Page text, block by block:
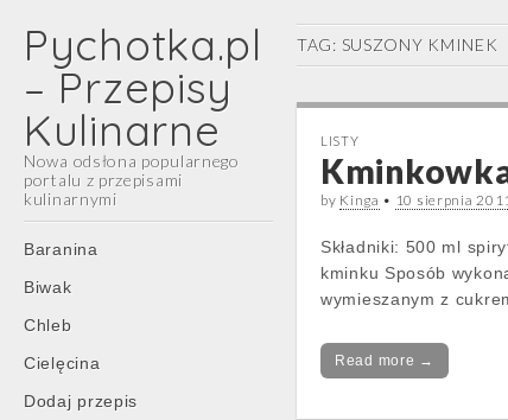
Pychotka.pl
– Przepisy
Kulinarne
Nowa odsłona popularnego
portalu z przepisami
kulinarnymi
Main
menu
Skip
content
Baranina
Biwak
Chleb
Cielęcina
Dodaj przepis
TAG: SUSZONY KMINEK
LISTY
by Kinga • 10 sierpnia
Składniki: 500 ml
kminku Sposób
wymieszanym z
Read more →